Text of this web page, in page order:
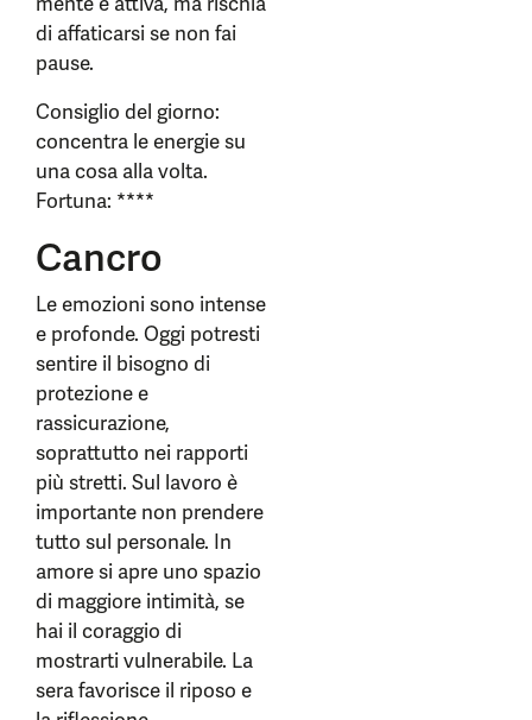
di affaticarsi se non fai
pause.
Consiglio del giorno:
concentra le energie su
una cosa alla volta.
Fortuna: ****
Cancro
Le emozioni sono intense
e profonde. Oggi potresti
sentire il bisogno di
protezione e
rassicurazione,
soprattutto nei rapporti
più stretti. Sul lavoro è
importante non prendere
tutto sul personale. In
amore si apre uno spazio
di maggiore intimità, se
hai il coraggio di
mostrarti vulnerabile. La
sera favorisce il riposo e